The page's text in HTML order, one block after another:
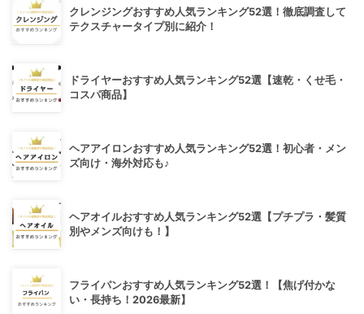
クレンジングおすすめ人気ランキング52選！徹底調査して
テクスチャータイプ別に紹介！
ドライヤーおすすめ人気ランキング52選【速乾・くせ毛・
コスパ商品】
ヘアアイロンおすすめ人気ランキング52選！初心者・メン
ズ向け・海外対応も♪
ヘアオイルおすすめ人気ランキング52選【プチプラ・髪質
別やメンズ向けも！】
フライパンおすすめ人気ランキング52選！【焦げ付かな
い・長持ち！2026最新】